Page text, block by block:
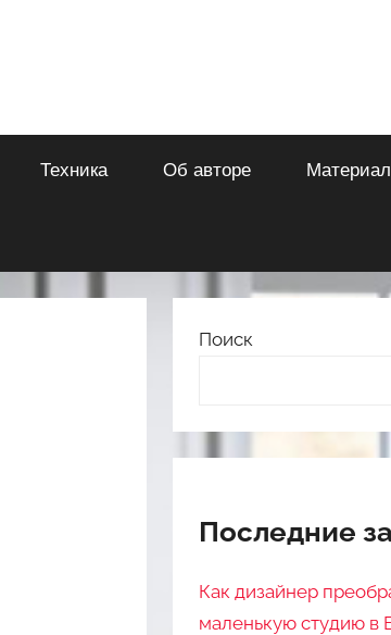
Техника Об авторе
Поиск
Последние
Как дизайнер
маленькую студию в